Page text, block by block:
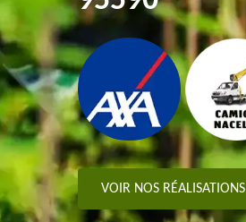
VOIR NOS RÉALISATIONS